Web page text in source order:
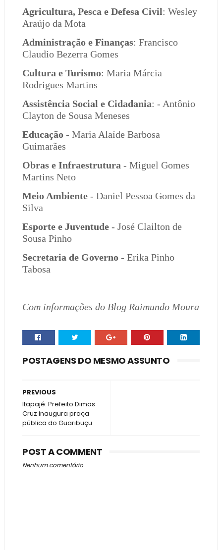
Agricultura, Pesca e Defesa Civil: Wesley
Araújo da Mota
Administração e Finanças: Francisco
Claudio Bezerra Gomes
Cultura e Turismo: Maria Márcia
Rodrigues Martins
Assistência Social e Cidadania: - Antônio
Clayton de Sousa Meneses
Educação- Maria Alaíde Barbosa
Guimarães
Obras e Infraestrutura - Miguel Gomes
Martins Neto
Meio Ambiente- Daniel Pessoa Gomes da
Silva
Esporte e Juventude- José Clailton de
Sousa Pinho
Secretaria de Governo- Erika Pinho
Tabosa
Com informações do Blog Raimundo Moura
POSTAGENS DO MESMO ASSUNTO
PREVIOUS
Itapajé: Prefeito Dimas
Cruz inaugura praça
pública do Guaribuçu
POST A COMMENT
Nenhum comentário